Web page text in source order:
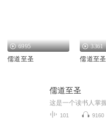
6995
儒道至圣
3361
儒道至圣
儒道至圣
101 9160